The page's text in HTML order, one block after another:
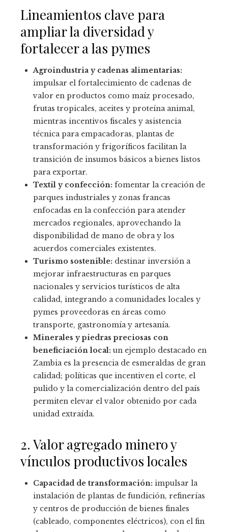
Lineamientos clave para
ampliar la diversidad y
fortalecer a las pymes
Agroindustria y cadenas alimentarias:
impulsar el fortalecimiento de cadenas de
valor en productos como maíz procesado,
frutas tropicales, aceites y proteína animal,
mientras incentivos fiscales y asistencia
técnica para empacadoras, plantas de
transformación y frigoríficos facilitan la
transición de insumos básicos a bienes listos
para exportar.
Textil y confección: fomentar la creación de
parques industriales y zonas francas
enfocadas en la confección para atender
mercados regionales, aprovechando la
disponibilidad de mano de obra y los
acuerdos comerciales existentes.
Turismo sostenible: destinar inversión a
mejorar infraestructuras en parques
nacionales y servicios turísticos de alta
calidad, integrando a comunidades locales y
pymes proveedoras en áreas como
transporte, gastronomía y artesanía.
Minerales y piedras preciosas con
beneficiación local: un ejemplo destacado en
Zambia es la presencia de esmeraldas de gran
calidad; políticas que incentiven el corte, el
pulido y la comercialización dentro del país
permiten elevar el valor obtenido por cada
unidad extraída.
2. Valor agregado minero y
vínculos productivos locales
Capacidad de transformación: impulsar la
instalación de plantas de fundición, refinerías
y centros de producción de bienes finales
(cableado, componentes eléctricos), con el fin